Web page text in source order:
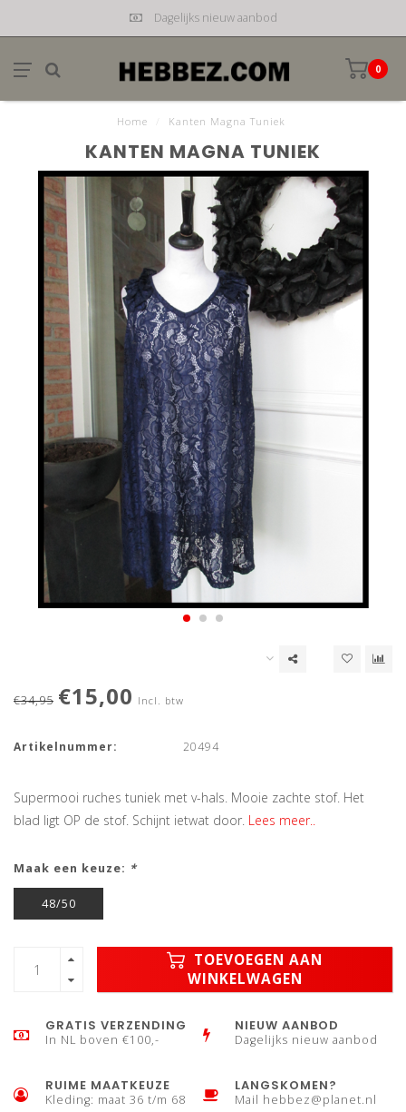
Dagelijks nieuw aanbod
0
Home Kanten Magna Tuniek
KANTEN MAGNA TUNIEK
€34,95 €15,00 Incl. btw
Artikelnummer: 20494
Supermooi ruches tuniek met v-hals. Mooie zachte stof. Het
blad ligt OP de stof. Schijnt ietwat door. Lees meer..
Maak een keuze: *
48/50
TOEVOEGEN AAN
WINKELWAGEN
GRATIS VERZENDING
In NL boven €100,-
NIEUW AANBOD
Dagelijks nieuw aanbod
RUIME MAATKEUZE
Kleding: maat 36 t/m 68
LANGSKOMEN?
Mail hebbez@planet.nl